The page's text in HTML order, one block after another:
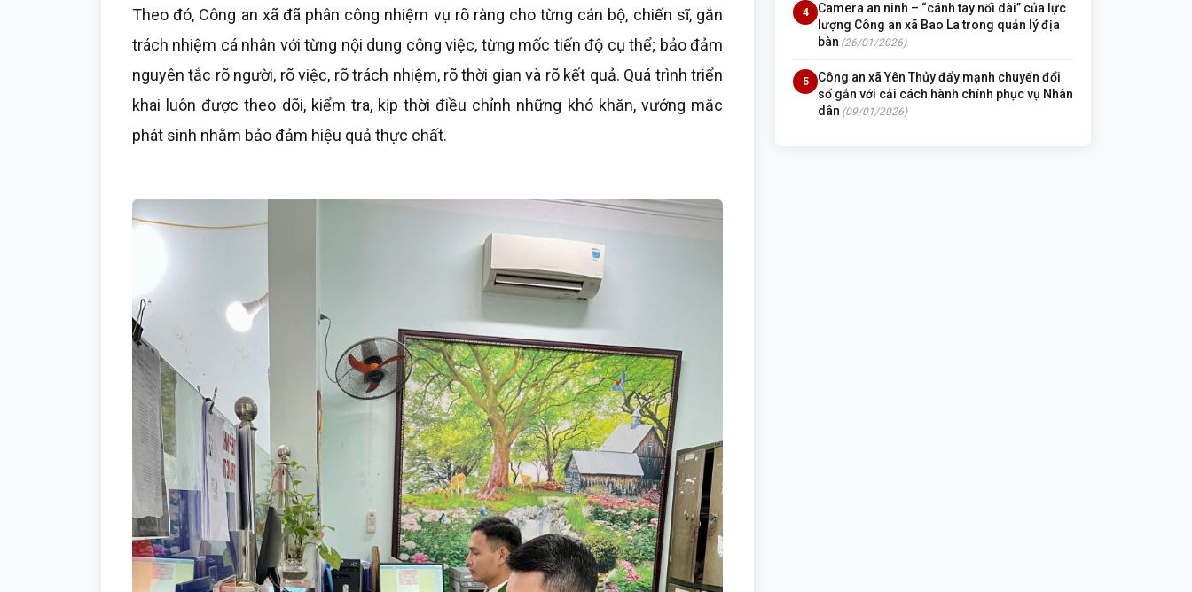
Theo đó, Công an xã đã phân công nhiệm vụ rõ ràng cho từng cán bộ, chiến sĩ, gắn
trách nhiệm cá nhân với từng nội dung công việc, từng mốc tiến độ cụ thể; bảo đảm
nguyên tắc rõ người, rõ việc, rõ trách nhiệm, rõ thời gian và rõ kết quả. Quá trình triển
khai luôn được theo dõi, kiểm tra, kịp thời điều chỉnh những khó khăn, vướng mắc
phát sinh nhằm bảo đảm hiệu quả thực chất.
4
Camera an ninh – “cánh tay nối dài” của lực
lượng Công an xã Bao La trong quản lý địa
bàn (26/01/2026)
5
Công an xã Yên Thủy đẩy mạnh chuyển đổi
số gắn với cải cách hành chính phục vụ Nhân
dân (09/01/2026)